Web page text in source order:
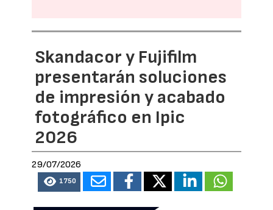
Skandacor y Fujifilm
presentarán soluciones
de impresión y acabado
fotográfico en Ipic
2026
29/07/2026
1750